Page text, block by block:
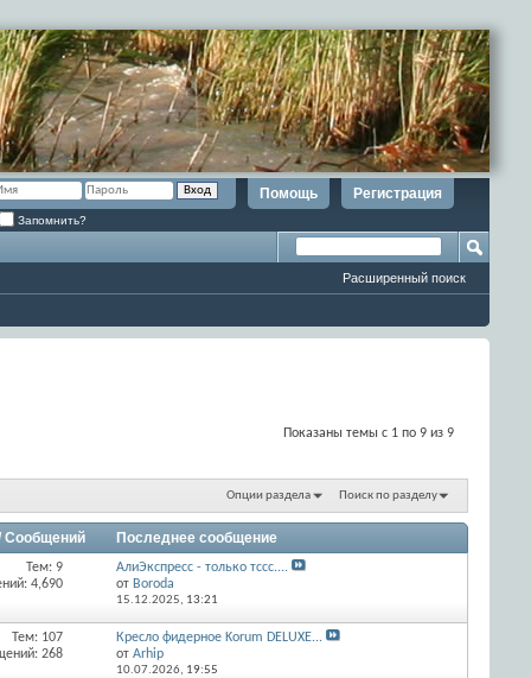
Регистрация
Помощь
Запомнить?
Расширенный поиск
Показаны темы с 1 по 9 из 9
Опции раздела Поиск по разделу
Сообщений Последнее сообщение
Тем: 9
4,690
АлиЭкспресс - только тссс....
от Boroda
15.12.2025, 13:21
Тем: 107
268
Крecлo фидерное Korum DELUXE...
от Arhip
10.07.2026, 19:55